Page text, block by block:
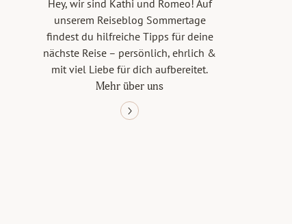
Hey, wir sind Kathi und Romeo! Auf
unserem Reiseblog Sommertage
findest du hilfreiche Tipps für deine
nächste Reise – persönlich, ehrlich &
mit viel Liebe für dich aufbereitet.
Mehr über uns